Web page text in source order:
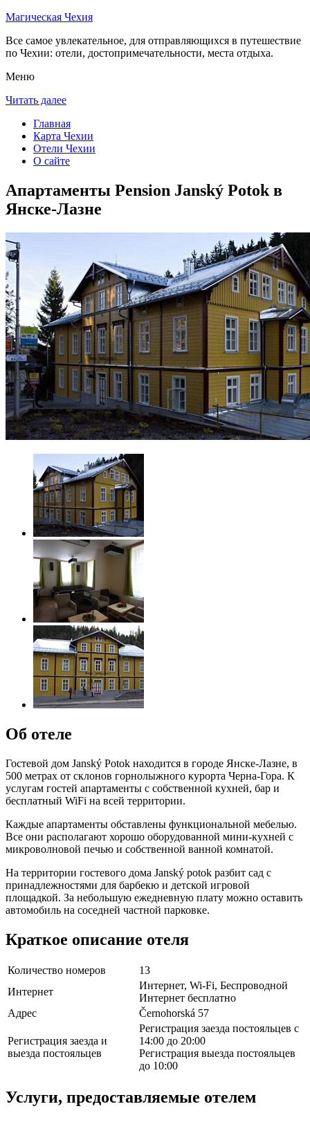
Магическая Чехия
Все самое увлекательное, для отправляющихся в путешествие
по Чехии: отели, достопримечательности, места отдыха.
Меню
Читать далее
Главная
Карта Чехии
Отели Чехии
О сайте
Апартаменты Pension Janský Potok в
Янске-Лазне
Об отеле
Гостевой дом Janský Potok находится в городе Янске-Лазне, в
500 метрах от склонов горнолыжного курорта Черна-Гора. К
услугам гостей апартаменты с собственной кухней, бар и
бесплатный WiFi на всей территории.
Каждые апартаменты обставлены функциональной мебелью.
Все они располагают хорошо оборудованной мини-кухней с
микроволновой печью и собственной ванной комнатой.
На территории гостевого дома Janský potok разбит сад с
принадлежностями для барбекю и детской игровой
площадкой. За небольшую ежедневную плату можно оставить
автомобиль на соседней частной парковке.
Краткое описание отеля
Количество номеров
13
Интернет
Интернет, Wi-Fi, Беспроводной
Интернет бесплатно
Адрес
Černohorská 57
Регистрация заезда и
выезда постояльцев
Регистрация заезда постояльцев с
14:00 до 20:00
Регистрация выезда постояльцев
до 10:00
Услуги, предоставляемые отелем